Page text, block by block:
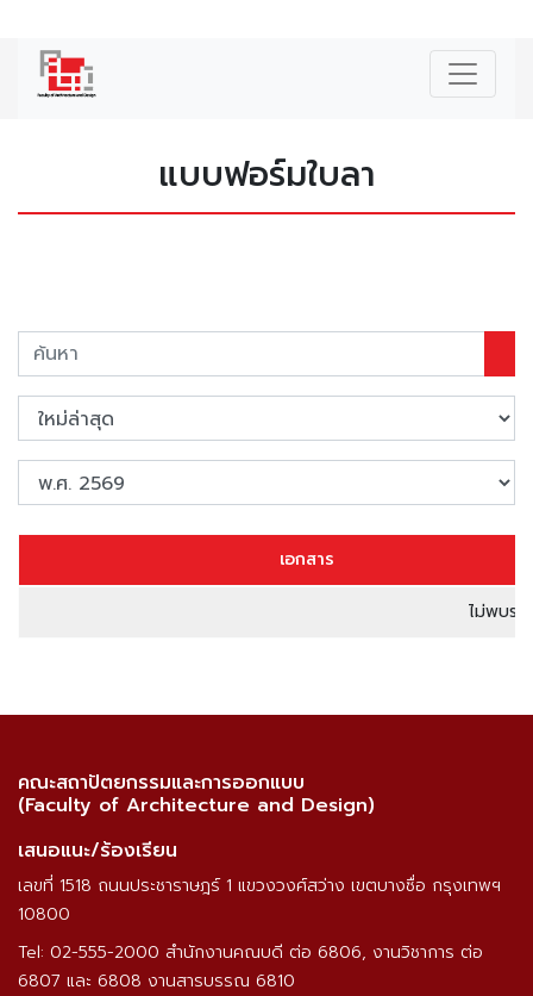
แบบฟอร์มใบลา
เอกสาร
ไม่พบรา
คณะสถาปัตยกรรมและการออกแบบ
(Faculty of Architecture and Design)
เสนอแนะ/ร้องเรียน
เลขที่ 1518 ถนนประชาราษฎร์ 1 แขวงวงศ์สว่าง เขตบางซื่อ กรุงเทพฯ
10800
Tel: 02-555-2000 สำนักงานคณบดี ต่อ 6806, งานวิชาการ ต่อ
6807 และ 6808 งานสารบรรณ 6810